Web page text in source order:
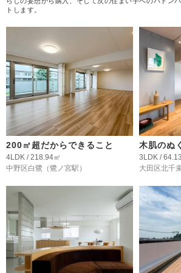
トします。
200㎡超だからできること
4LDK / 218.94㎡
中野区白鷺 （鷺ノ宮駅）
木肌のぬ
3LDK /
大田区北千